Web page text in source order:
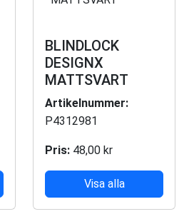
BLINDLOCK
DESIGNX
MATTSVART
Artikelnummer:
P4312981
Pris: 48,00 kr
Visa alla